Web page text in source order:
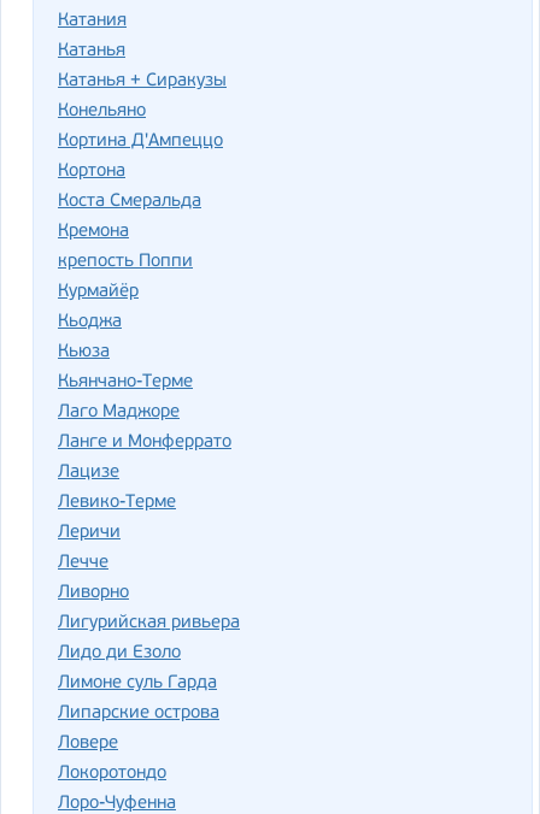
Катания
Катанья
Катанья + Сиракузы
Конельяно
Кортина Д'Ампеццо
Кортона
Коста Смеральда
Кремона
крепость Поппи
Курмайёр
Кьоджа
Кьюза
Кьянчано-Терме
Лаго Маджоре
Ланге и Монферрато
Лацизе
Левико-Терме
Леричи
Лечче
Ливорно
Лигурийская ривьера
Лидо ди Езоло
Лимоне суль Гарда
Липарские острова
Ловере
Локоротондо
Лоро-Чуфенна